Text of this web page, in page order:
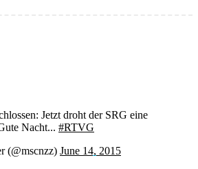
Jetzt droht der SRG eine
Nacht... #RTVG
(@mscnzz) June 14, 2015